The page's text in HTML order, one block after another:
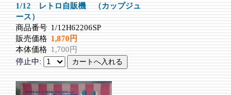
1/12 レトロ自販機 （カップジュ
ース）
商品番号 1/12H62206SP
販売価格 1,870円
本体価格 1,700円
停止中: